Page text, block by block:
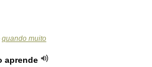
quando muito
aprende